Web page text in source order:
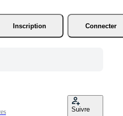
Inscription
Connecter
Suivre